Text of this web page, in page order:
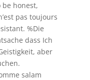
honest,
pas toujours
%Die
dass Ich
aber
salam